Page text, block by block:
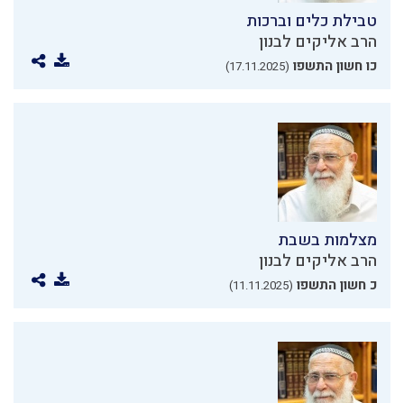
טבילת כלים וברכות
הרב אליקים לבנון
כו חשון התשפו (17.11.2025)
מצלמות בשבת
הרב אליקים לבנון
כ חשון התשפו (11.11.2025)